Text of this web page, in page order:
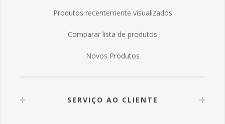
Produtos recentemente visualizados
Comparar lista de produtos
Novos Produtos
SERVIÇO AO CLIENTE